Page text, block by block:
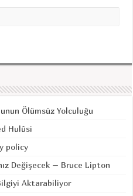
Ölümsüz Yolculuğu
Hulûsi
policy
Değişecek – Bruce Lipton
Aktarabiliyor